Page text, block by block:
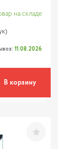
на складе
11.08.2026
В корзину